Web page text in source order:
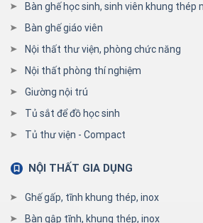
Bàn ghế học sinh, sinh viên khung thép
Bàn ghế giáo viên
Nội thất thư viện, phòng chức năng
Nội thất phòng thí nghiệm
Giường nội trú
Tủ sắt để đồ học sinh
Tủ thư viện - Compact
NỘI THẤT GIA DỤNG
Ghế gấp, tĩnh khung thép, inox
Bàn gập tĩnh, khung thép, inox